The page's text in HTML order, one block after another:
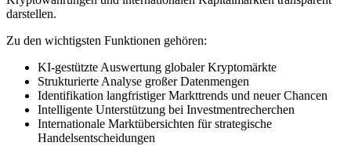
darstellen.
Zu den wichtigsten Funktionen gehören:
KI-gestützte Auswertung globaler Kryptomärkte
Strukturierte Analyse großer Datenmengen
Identifikation langfristiger Markttrends und neuer Chancen
Intelligente Unterstützung bei Investmentrecherchen
Internationale Marktübersichten für strategische
Handelsentscheidungen